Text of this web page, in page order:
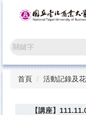
區
首頁 活動記錄及
【講座】